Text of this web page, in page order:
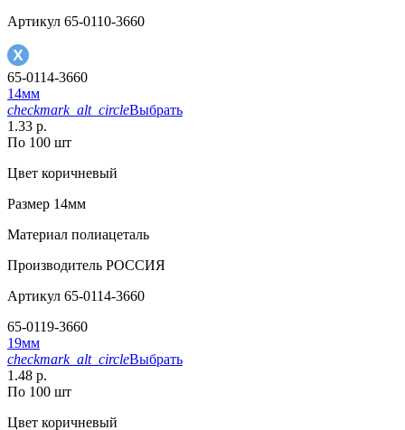
Артикул 65-0110-3660
65-0114-3660
14мм
checkmark_alt_circleВыбрать
1.33 р.
По 100 шт
Цвет коричневый
Размер 14мм
Материал полиацеталь
Производитель РОССИЯ
Артикул 65-0114-3660
65-0119-3660
19мм
checkmark_alt_circleВыбрать
1.48 р.
По 100 шт
Цвет коричневый